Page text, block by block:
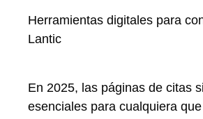
Herramientas digitales para
Lantic
En 2025, las páginas de citas
esenciales para cualquiera